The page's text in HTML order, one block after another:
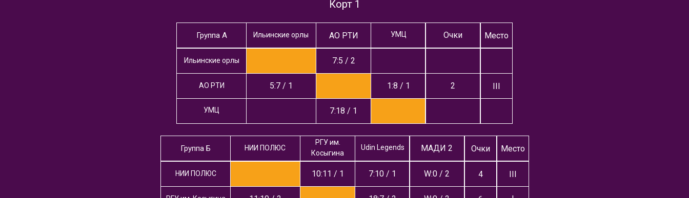
Корт 1
Группа А Ильинские орлы АО РТИ УМЦ Очки
Ильинские орлы
АО РТИ 5:7 / 1 2
УМЦ 7:18 / 1
7:5 / 2
1:8 / 1
Место
III
Группа Б НИИ ПОЛЮС
РГУ им.
Косыгина
Udin Legends МАДИ 2
НИИ ПОЛЮС 7:10 / 1 W:0 / 2
10:11 / 1
Очки Место
4 III